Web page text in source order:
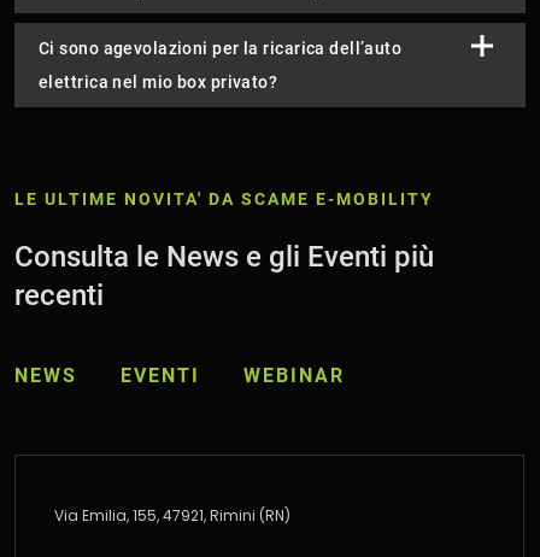
Ci sono agevolazioni per la ricarica dell’auto
elettrica nel mio box privato?
LE ULTIME NOVITA' DA SCAME E-MOBILITY
Consulta le News e gli Eventi più
recenti
NEWS EVENTI WEBINAR
Via Emilia, 155, 47921, Rimini (RN)